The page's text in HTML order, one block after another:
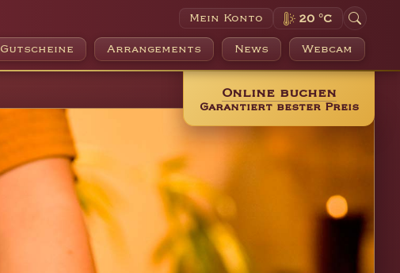
Gutscheine Arrangements News Webcam
Mein Konto 20 °C
Online buchen
Garantiert bester Preis